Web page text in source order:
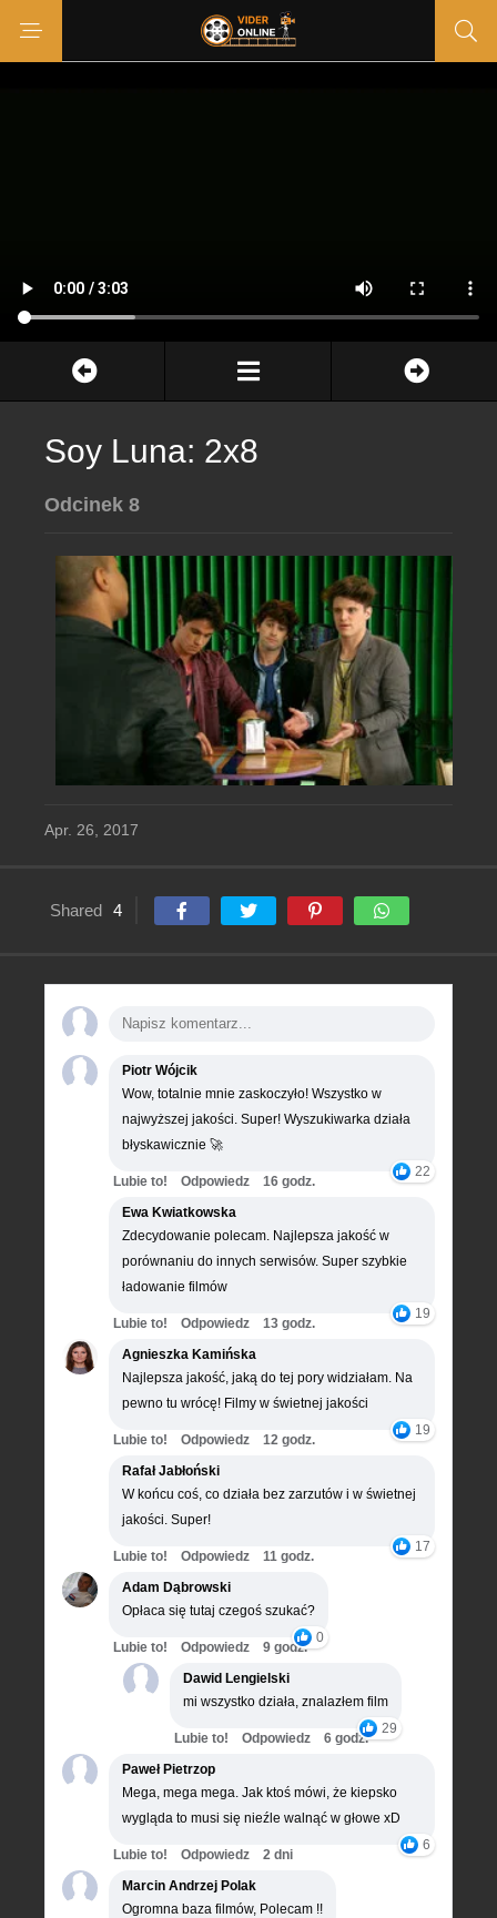
Soy Luna: 2x8
Odcinek 8
Apr. 26, 2017
Shared 4
Piotr Wójcik
Wow, totalnie mnie zaskoczyło! Wszystko w
najwyższej jakości. Super! Wyszukiwarka działa
błyskawicznie 🚀
22
Lubie to! Odpowiedz
16 godz.
Ewa Kwiatkowska
Zdecydowanie polecam. Najlepsza jakość w
porównaniu do innych serwisów. Super szybkie
ładowanie filmów
19
Lubie to! Odpowiedz
13 godz.
Agnieszka Kamińska
Najlepsza jakość, jaką do tej pory widziałam. Na
pewno tu wrócę! Filmy w świetnej jakości
19
Lubie to! Odpowiedz
12 godz.
Rafał Jabłoński
W końcu coś, co działa bez zarzutów i w świetnej
jakości. Super!
17
Lubie to! Odpowiedz
11 godz.
Adam Dąbrowski
Opłaca się tutaj czegoś szukać?
0
Lubie to! Odpowiedz
9 godz.
Dawid Lengielski
mi wszystko działa, znalazłem film
29
Lubie to! Odpowiedz
6 godz.
Paweł Pietrzop
Mega, mega mega. Jak ktoś mówi, że kiepsko
wygląda to musi się nieźle walnąć w głowe xD
6
Lubie to! Odpowiedz
2 dni
Marcin Andrzej Polak
Ogromna baza filmów, Polecam !!